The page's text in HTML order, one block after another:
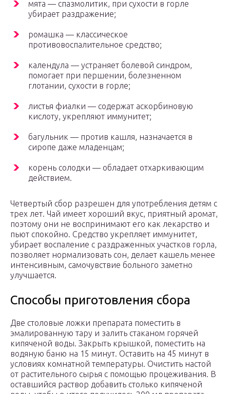
мята — спазмолитик, при сухости в горле
убирает раздражение;
ромашка — классическое
противовоспалительное средство;
календула — устраняет болевой синдром,
помогает при першении, болезненном
глотании, сухости в горле;
листья фиалки — содержат аскорбиновую
кислоту, укрепляют иммунитет;
багульник — против кашля, назначается в
сиропе даже младенцам;
корень солодки — обладает отхаркивающим
действием.
Четвертый сбор разрешен для употребления детям с
трех лет. Чай имеет хороший вкус, приятный аромат,
поэтому они не воспринимают его как лекарство и
пьют спокойно. Средство укрепляет иммунитет,
убирает воспаление с раздраженных участков горла,
позволяет нормализовать сон, делает кашель менее
интенсивным, самочувствие больного заметно
улучшается.
Способы приготовления сбора
Две столовые ложки препарата поместить в
эмалированную тару и залить стаканом горячей
кипяченой воды. Закрыть крышкой, поместить на
водяную баню на 15 минут. Оставить на 45 минут в
условиях комнатной температуры. Очистить настой
от растительного сырья с помощью процеживания. В
оставшийся раствор добавить столько кипяченой